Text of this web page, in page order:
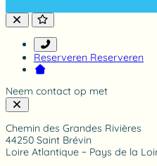
g
Reserveren Reserveren
Neem contact op met
Chemin des Grandes Rivières
44250 Saint Brévin
Loire Atlantique ~ Pays de la